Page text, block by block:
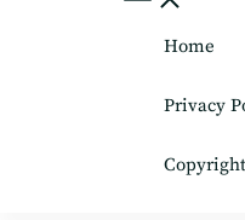
Home
Privacy